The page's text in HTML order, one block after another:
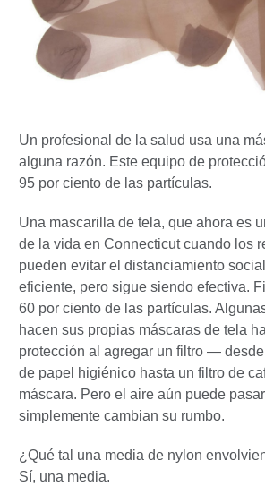
Un profesional de la salud usa una
alguna razón. Este equipo de
95 por ciento de las partículas.
Una mascarilla de tela, que ahora es
de la vida en Connecticut cuando los
pueden evitar el distanciamiento
eficiente, pero sigue siendo efectiva.
60 por ciento de las partículas.
hacen sus propias máscaras de tela
protección al agregar un filtro —
de papel higiénico hasta un filtro de
máscara. Pero el aire aún puede
simplemente cambian su rumbo.
¿Qué tal una media de nylon
Sí, una media.